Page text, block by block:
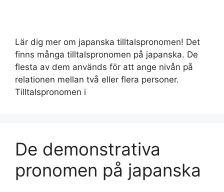
Lär dig mer om japanska tilltalspronomen! Det
finns många tilltalspronomen på japanska. De
flesta av dem används för att ange nivån på
relationen mellan två eller flera personer.
Tilltalspronomen i
De demonstrativa
pronomen på japanska